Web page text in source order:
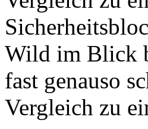
Wild im Blick
fast genauso
Vergleich zu